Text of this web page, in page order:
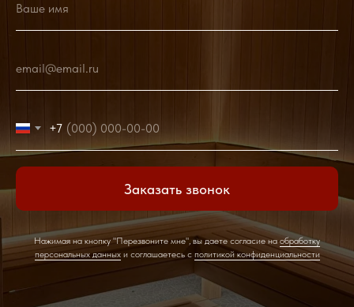
Ваше имя
email@email.ru
+7
Заказать звонок
Нажимая на кнопку "Перезвоните мне", вы даете согласие наобработку
персональных данныхи соглашаетесь c политикой конфиденциальности